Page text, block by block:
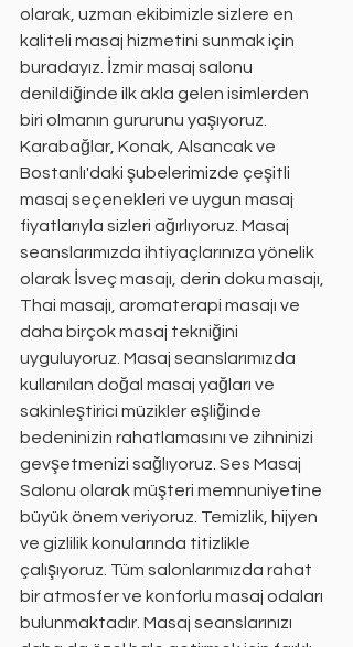
olarak, uzman ekibimizle sizlere en
kaliteli masaj hizmetini sunmak için
buradayız. İzmir masaj salonu
denildiğinde ilk akla gelen isimlerden
biri olmanın gururunu yaşıyoruz.
Karabağlar, Konak, Alsancak ve
Bostanlı'daki şubelerimizde çeşitli
masaj seçenekleri ve uygun masaj
fiyatlarıyla sizleri ağırlıyoruz. Masaj
seanslarımızda ihtiyaçlarınıza yönelik
olarak İsveç masajı, derin doku masajı,
Thai masajı, aromaterapi masajı ve
daha birçok masaj tekniğini
uyguluyoruz. Masaj seanslarımızda
kullanılan doğal masaj yağları ve
sakinleştirici müzikler eşliğinde
bedeninizin rahatlamasını ve zihninizi
gevşetmenizi sağlıyoruz. Ses Masaj
Salonu olarak müşteri memnuniyetine
büyük önem veriyoruz. Temizlik, hijyen
ve gizlilik konularında titizlikle
çalışıyoruz. Tüm salonlarımızda rahat
bir atmosfer ve konforlu masaj odaları
bulunmaktadır. Masaj seanslarınızı